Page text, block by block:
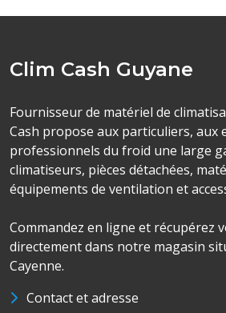
Clim Cash Guyane
Fournisseur de matériel de
Cash propose aux particuliers, aux
professionnels du froid une large
climatiseurs, pièces détachées,
équipements de ventilation et
Commandez en ligne et récupérez
directement dans notre magasin
Cayenne.
Contact et adresse